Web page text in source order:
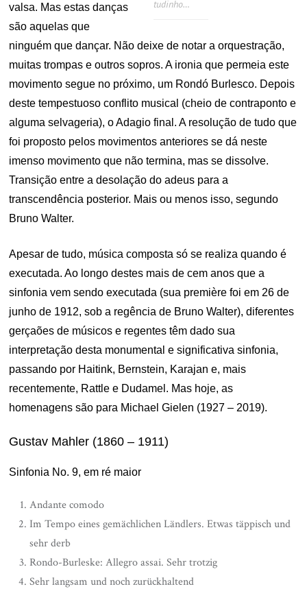
tudinho…
valsa. Mas estas danças
são aquelas que
ninguém que dançar. Não deixe de notar a orquestração,
muitas trompas e outros sopros. A ironia que permeia este
movimento segue no próximo, um Rondó Burlesco. Depois
deste tempestuoso conflito musical (cheio de contraponto e
alguma selvageria), o Adagio final. A resolução de tudo que
foi proposto pelos movimentos anteriores se dá neste
imenso movimento que não termina, mas se dissolve.
Transição entre a desolação do adeus para a
transcendência posterior. Mais ou menos isso, segundo
Bruno Walter.
Apesar de tudo, música composta só se realiza quando é
executada. Ao longo destes mais de cem anos que a
sinfonia vem sendo executada (sua première foi em 26 de
junho de 1912, sob a regência de Bruno Walter), diferentes
gerçaões de músicos e regentes têm dado sua
interpretação desta monumental e significativa sinfonia,
passando por Haitink, Bernstein, Karajan e, mais
recentemente, Rattle e Dudamel. Mas hoje, as
homenagens são para Michael Gielen (1927 – 2019).
Gustav Mahler (1860 – 1911)
Sinfonia No. 9, em ré maior
Andante comodo
Im Tempo eines gemächlichen Ländlers. Etwas täppisch und
sehr derb
Rondo-Burleske: Allegro assai. Sehr trotzig
Sehr langsam und noch zurückhaltend